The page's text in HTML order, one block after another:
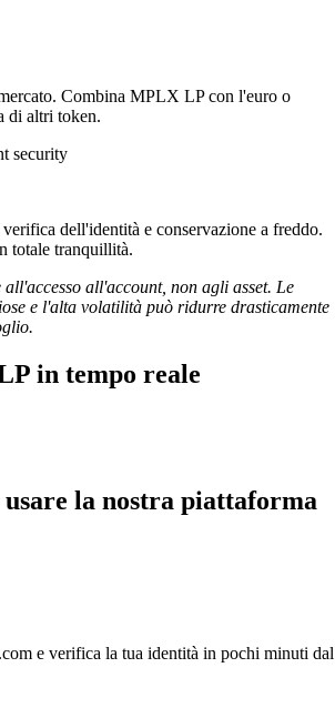
Combina MPLX LP con l'euro o
di altri token.
dell'identità e conservazione a freddo.
totale tranquillità.
all'accesso all'account, non agli asset. Le
e l'alta volatilità può ridurre drasticamente
in tempo reale
usare la nostra piattaforma
e verifica la tua identità in pochi minuti dal